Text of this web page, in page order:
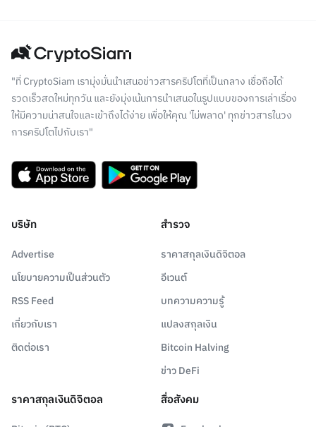
"ที่ CryptoSiam เรามุ่งมั่นนำเสนอข่าวสารคริปโตที่เป็นกลาง เชื่อถือได้
รวดเร็วสดใหม่ทุกวัน และยังมุ่งเน้นการนำเสนอในรูปแบบของการเล่าเรื่อง
ให้มีความน่าสนใจและเข้าถึงได้ง่าย เพื่อให้คุณ 'ไม่พลาด' ทุกข่าวสารในวง
การคริปโตไปกับเรา"
บริษัท
Advertise
นโยบายความเป็นส่วนตัว
RSS Feed
เกี่ยวกับเรา
ติดต่อเรา
สำรวจ
ราคาสกุลเงินดิจิตอล
อีเวนต์
บทความความรู้
แปลงสกุลเงิน
Bitcoin Halving
ข่าว DeFi
ราคาสกุลเงินดิจิตอล สื่อสังคม